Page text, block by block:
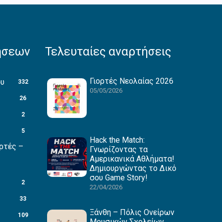
332
26
2
5
–
2
33
109
Τελευταίες αναρτήσεις
Γιορτές Νεολαίας 2026
05/05/2026
Hack the Match:
Γνωρίζοντας τα
Αμερικανικά Αθλήματα!
Δημιουργώντας το Δικό
σου Game Story!
22/04/2026
Ξάνθη – Πόλις Ονείρων